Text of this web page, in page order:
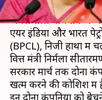
अगर सबकुछ केंद्र सरकार
अगले साल मार्च तक कर्ज
एयर इंडिया और भारत
(BPCL), निजी हाथों में
वित्त मंत्री निर्मला
सरकार मार्च तक दोनों
खत्म करने की कोशिश में
इन दोनों कंपनियों को